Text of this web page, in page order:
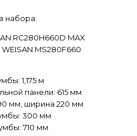
набора:
RC280H660D MAX
MS280F660
1,175 м
панели: 615 мм
мм, ширина 220 мм
300 мм
710 мм